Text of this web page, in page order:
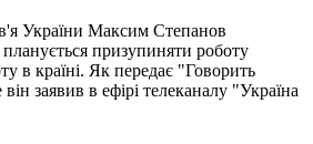
України Максим Степанов
призупиняти роботу
в країні. Як передає "Говорить
заявив в ефірі телеканалу "Україна